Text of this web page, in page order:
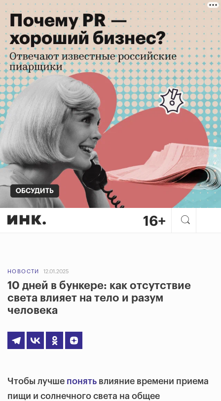
НОВОСТИ 12.01.2025
10 дней в бункере: как отсутствие
света влияет на тело и разум
человека
Чтобы лучше понять влияние времени приема
пищи и солнечного света на общее